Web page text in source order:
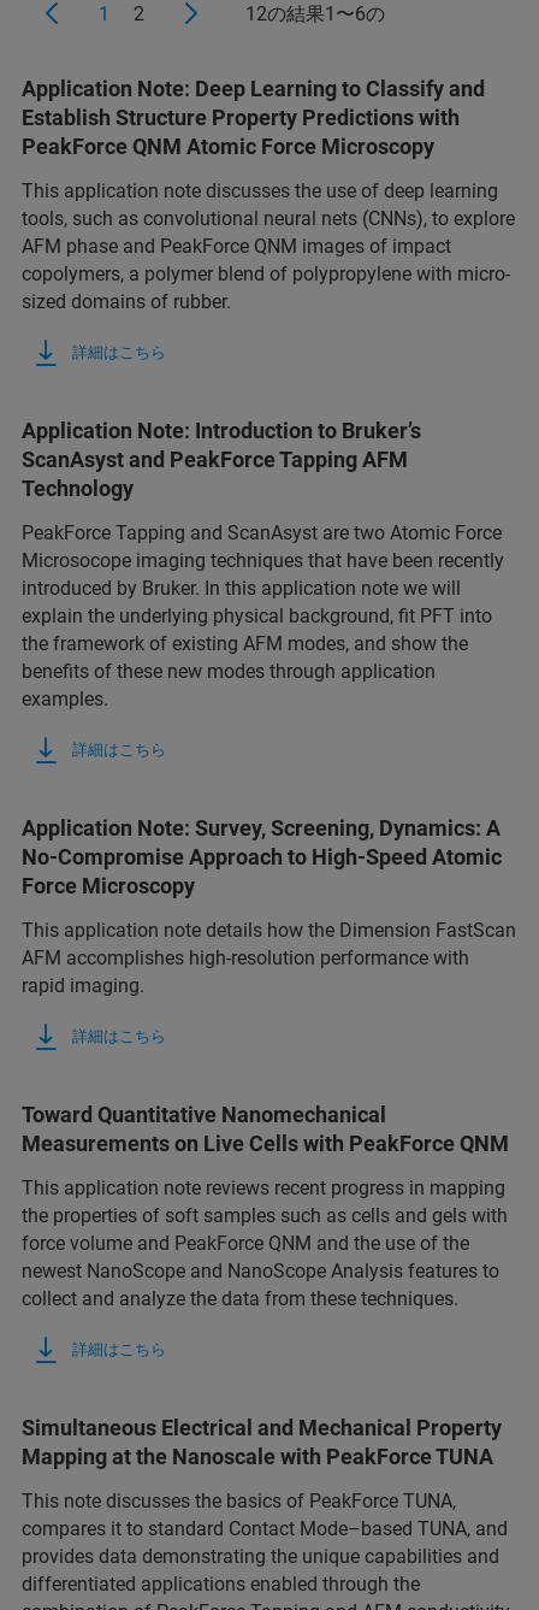
1 2 12の結果1〜6の
Application Note: Deep Learning to Classify and
Establish Structure Property Predictions with
PeakForce QNM Atomic Force Microscopy
This application note discusses the use of deep learning
tools, such as convolutional neural nets (CNNs), to explore
AFM phase and PeakForce QNM images of impact
copolymers, a polymer blend of polypropylene with micro-
sized domains of rubber.
詳細はこちら
Application Note: Introduction to Bruker’s
ScanAsyst and PeakForce Tapping AFM
Technology
PeakForce Tapping and ScanAsyst are two Atomic Force
Microsocope imaging techniques that have been recently
introduced by Bruker. In this application note we will
explain the underlying physical background, fit PFT into
the framework of existing AFM modes, and show the
benefits of these new modes through application
examples.
詳細はこちら
Application Note: Survey, Screening, Dynamics: A
No-Compromise Approach to High-Speed Atomic
Force Microscopy
This application note details how the Dimension FastScan
AFM accomplishes high-resolution performance with
rapid imaging.
詳細はこちら
Toward Quantitative Nanomechanical
Measurements on Live Cells with PeakForce QNM
This application note reviews recent progress in mapping
the properties of soft samples such as cells and gels with
force volume and PeakForce QNM and the use of the
newest NanoScope and NanoScope Analysis features to
collect and analyze the data from these techniques.
詳細はこちら
Simultaneous Electrical and Mechanical Property
Mapping at the Nanoscale with PeakForce TUNA
This note discusses the basics of PeakForce TUNA,
compares it to standard Contact Mode–based TUNA, and
provides data demonstrating the unique capabilities and
differentiated applications enabled through the